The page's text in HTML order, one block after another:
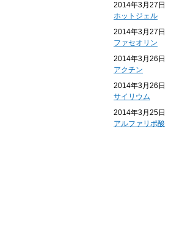
2014年3月27日
ホットジェル
2014年3月27日
ファセオリン
2014年3月26日
アクチン
2014年3月26日
サイリウム
2014年3月25日
アルファリポ酸